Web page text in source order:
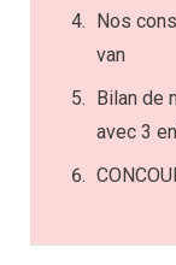
Nos
van
Bilan de
avec 3